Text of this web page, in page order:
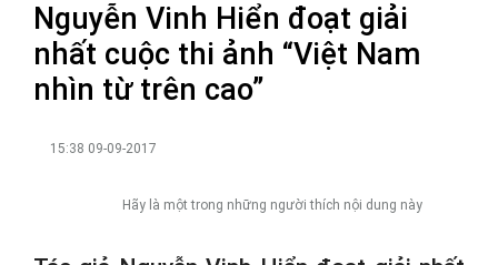
Nguyễn Vinh Hiển đoạt giải
nhất cuộc thi ảnh “Việt Nam
nhìn từ trên cao”
15:38 09-09-2017
Hãy là một trong những người thích nội dung này